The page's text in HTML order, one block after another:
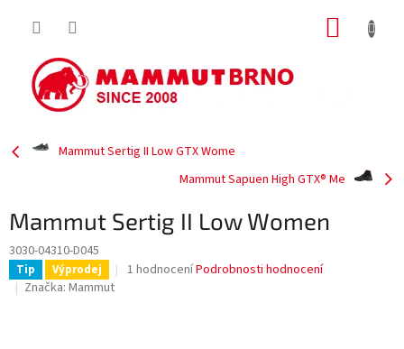
Mammut Sertig II Low GTX Wome
Mammut Sapuen High GTX® Me
Mammut Sertig II Low Women
3030-04310-D045
Tip Výprodej
Průměrné
1 hodnoceníPodrobnosti hodnocení
Značka: Mammut